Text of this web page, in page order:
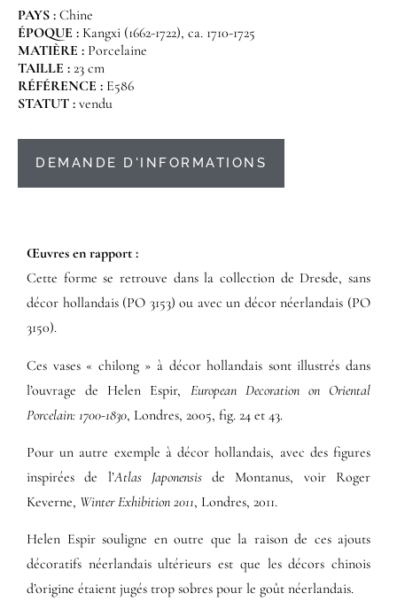
PAYS : Chine
ÉPOQUE : Kangxi (1662-1722), ca. 1710-1725
MATIÈRE : Porcelaine
TAILLE : 23 cm
RÉFÉRENCE : E586
STATUT : vendu
DEMANDE D'INFORMATIONS
Œuvres en rapport :​
Cette forme se retrouve dans la collection de Dresde, sans
décor hollandais (PO 3153) ou avec un décor néerlandais (PO
3150).
Ces vases « chilong » à décor hollandais sont illustrés dans
l’ouvrage de Helen Espir, European Decoration on Oriental
Porcelain: 1700-1830, Londres, 2005, fig. 24 et 43.
Pour un autre exemple à décor hollandais, avec des figures
inspirées de l’Atlas Japonensisde Montanus, voir Roger
Keverne, Winter Exhibition 2011, Londres, 2011.
Helen Espir souligne en outre que la raison de ces ajouts
décoratifs néerlandais ultérieurs est que les décors chinois
d’origine étaient jugés trop sobres pour le goût néerlandais.